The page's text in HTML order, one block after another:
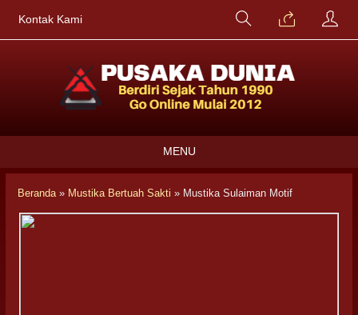
Kontak Kami
MENU
Beranda» Mustika Bertuah Sakti » Mustika Sulaiman Motif